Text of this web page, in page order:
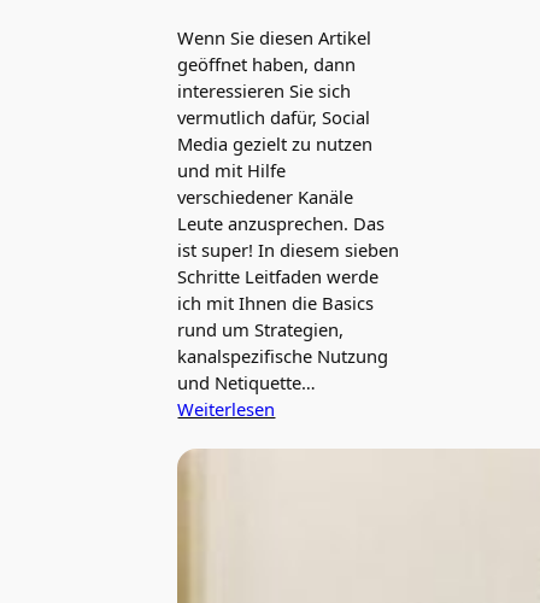
Wenn Sie diesen Artikel
geöffnet haben, dann
interessieren Sie sich
vermutlich dafür, Social
Media gezielt zu nutzen
und mit Hilfe
verschiedener Kanäle
Leute anzusprechen. Das
ist super! In diesem sieben
Schritte Leitfaden werde
ich mit Ihnen die Basics
rund um Strategien,
kanalspezifische Nutzung
und Netiquette…
Weiterlesen